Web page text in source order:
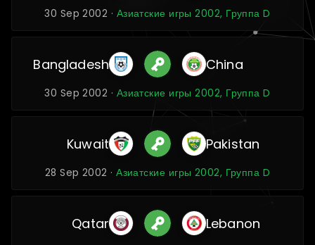
30 Sep 2002 · Азиатские игры 2002, Группа D
Bangladesh China
30 Sep 2002 · Азиатские игры 2002, Группа D
Kuwait Pakistan
28 Sep 2002 ·Азиатские игры 2002, Группа D
Qatar Lebanon